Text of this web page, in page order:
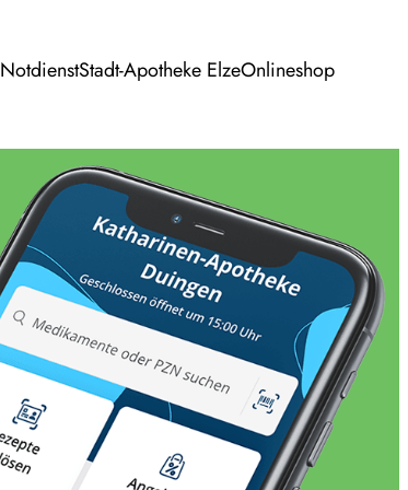
NotdienstStadt-Apotheke ElzeOnlineshop